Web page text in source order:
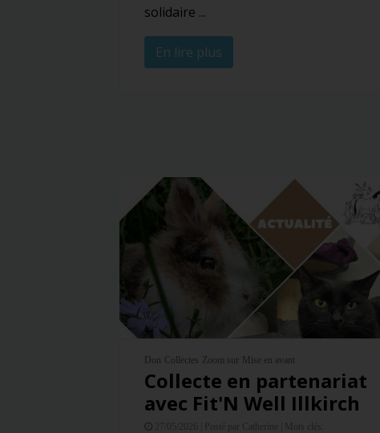
solidaire ...
En lire plus
Don Collectes Zoom sur Mise en avant
Collecte en partenariat
avec Fit'N Well Illkirch
Posté par Catherine | Mots clés: